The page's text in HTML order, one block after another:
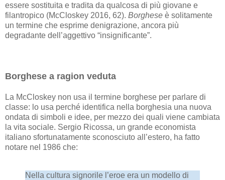
essere sostituita e tradita da qualcosa di più giovane e
filantropico (McCloskey 2016, 62). Borghese è solitamente
un termine che esprime denigrazione, ancora più
degradante dell’aggettivo “insignificante”.
Borghese a ragion veduta
La McCloskey non usa il termine borghese per parlare di
classe: lo usa perché identifica nella borghesia una nuova
ondata di simboli e idee, per mezzo dei quali viene cambiata
la vita sociale. Sergio Ricossa, un grande economista
italiano sfortunatamente sconosciuto all’estero, ha fatto
notare nel 1986 che:
Nella cultura signorile l’eroe era un modello di